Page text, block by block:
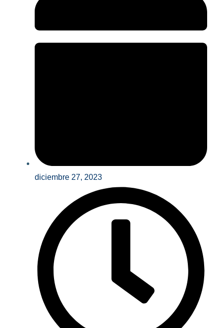
diciembre 27, 2023